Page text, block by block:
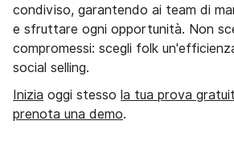
condiviso, garantendo ai team di
e sfruttare ogni opportunità. Non
compromessi: scegli folk
social selling.
Inizia oggi stesso la tua prova
prenota una demo.